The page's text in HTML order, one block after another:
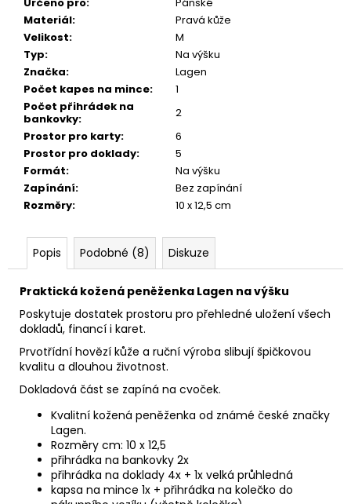
Materiál:
Pravá kůže
Velikost:
M
Typ:
Na výšku
Značka:
Lagen
Počet kapes na mince:
1
Počet přihrádek na
bankovky:
2
Prostor pro karty:
6
Prostor pro doklady:
5
Formát:
Na výšku
Zapínání:
Bez zapínání
Rozměry: 10 x 12,5 cm
Popis Podobné (8) Diskuze
Praktická kožená peněženka Lagen na výšku
Poskytuje dostatek prostoru pro přehledné uložení všech
dokladů, financí i karet.
Prvotřídní hovězí kůže a ruční výroba slibují špičkovou
kvalitu a dlouhou životnost.
Dokladová část se zapíná na cvoček.
Kvalitní kožená peněženka od známé české značky
Lagen.
Rozměry cm: 10 x 12,5
přihrádka na bankovky 2x
přihrádka na doklady 4x + 1x velká průhledná
kapsa na mince 1x + přihrádka na kolečko do